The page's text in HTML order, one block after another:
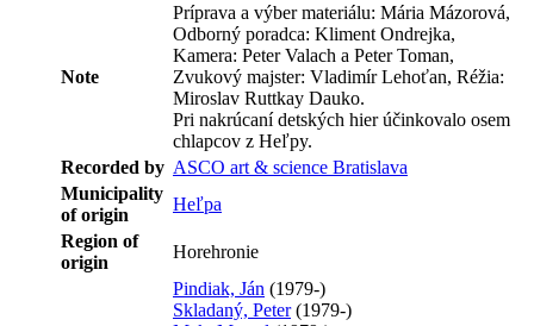
Note
Príprava a výber materiálu: Mária Mázorová,
Odborný poradca: Kliment Ondrejka,
Kamera: Peter Valach a Peter Toman,
Zvukový majster: Vladimír Lehoťan, Réžia:
Miroslav Ruttkay Dauko.
Pri nakrúcaní detských hier účinkovalo osem
chlapcov z Heľpy.
Recorded by ASCO art & science Bratislava
Municipality
of origin
Heľpa
Region of
origin
Horehronie
Pindiak, Ján (1979-)
Skladaný, Peter(1979-)